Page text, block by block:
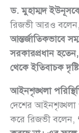
ড. মুহাম্মদ
রিজভী আরও বলেন,
আন্তর্জাতিকভাবে
সরকারপ্রধান
থেকে ইতিবাচক
আইনশৃঙ্খলা
দেশের আইনশৃঙ্খলা
করে রিজভী বলেন,